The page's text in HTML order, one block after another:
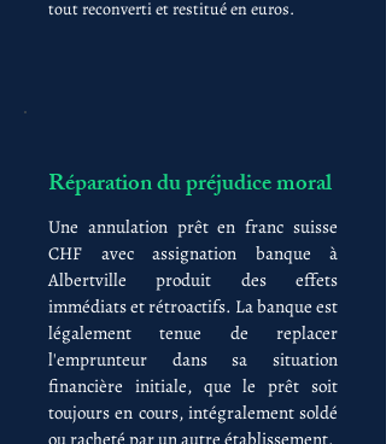
tout reconverti et restitué en euros.
Réparation du préjudice moral
Une annulation prêt en franc suisse
CHF avec assignation banque à
Albertville produit des effets
immédiats et rétroactifs. La banque est
légalement tenue de replacer
l'emprunteur dans sa situation
financière initiale, que le prêt soit
toujours en cours, intégralement soldé
ou racheté par un autre établissement.